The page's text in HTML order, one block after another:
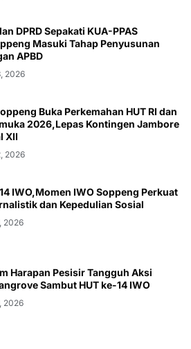
KUA-PPAS
Masuki Tahap Penyusunan
APBD
2026
Buka Perkemahan HUT RI dan
2026,Lepas Kontingen Jambore
XII
2026
IWO,Momen IWO Soppeng Perkuat
dan Kepedulian Sosial
2026
Harapan Pesisir Tangguh Aksi
Sambut HUT ke-14 IWO
2026